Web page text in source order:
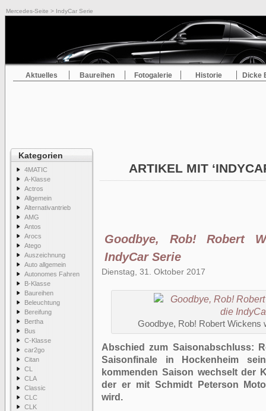
Mercedes-Seite > IndyCar Serie
Aktuelles Baureihen Fotogalerie Historie Dicke
Kategorien
4MATIC
A-Klasse
Actros
Allgemein
Alternativantrieb
AMG
Antos
Arocs
Atego
Auszeichnung
Auto allgemein
Autonomes Fahren
B-Klasse
Baureihen
Beleuchtung
Bereifung
Bertha
Bus
C-Klasse
car2go
Citan
CL
CLA
Classic
CLC
CLK
ARTIKEL MIT
Goodbye, Rob! Robert
IndyCar Serie
Dienstag, 31. Oktober 2017
Goodbye, Rob! Robert Wickens
Abschied zum Saisonabschluss:
Saisonfinale in Hockenheim
kommenden Saison wechselt der
der er mit Schmidt Peterson
wird.